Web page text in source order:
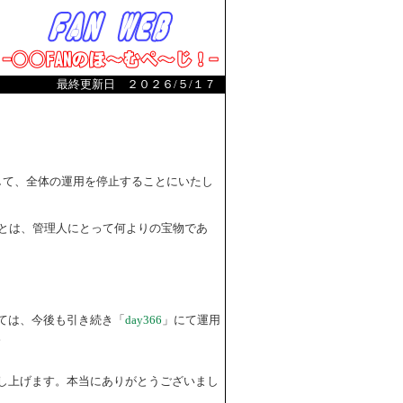
最終更新日 ２０２６/５/１７
、全体の運用を停止することにいたし
は、管理人にとって何よりの宝物であ
は、今後も引き続き「 day366 」にて運用
げます。本当にありがとうございまし